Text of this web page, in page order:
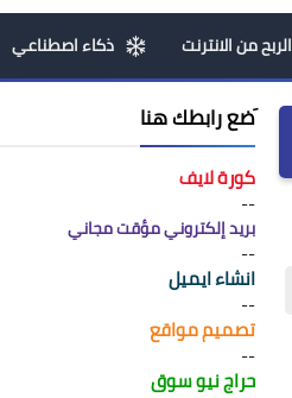
الربح من الانترنت ذكاء اصطناعي
َضع رابطك هنا
كورة لايف
--
بريد إلكتروني مؤقت مجاني
--
انشاء ايميل
--
تصميم مواقع
--
حراج نيو سوق